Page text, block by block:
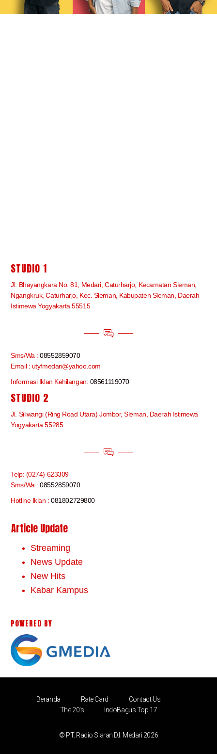
STUDIO 1
Jl. Bhayangkara No. 81, Medari, Caturharjo, Kecamatan Sleman,
Ngangkruk, Caturharjo, Kec. Sleman, Kabupaten Sleman, Daerah
Istimewa Yogyakarta 55515
Sms/Wa :08552859070
Email : utyfmedari@yahoo.com
Informasi Iklan Kehilangan: 08561119070
STUDIO 2
Jl. Siliwangi (Ring Road Utara) Jombor, Sleman, Daerah Istimewa
Yogyakarta 55285
Telp: (0274) 623309
Sms/Wa :08552859070
Hotline Iklan :081802729800
Article Update
Streaming
News Update
New Hits
Kabar Kampus
POWERED BY
Beranda Rate Card
Contact Us
The 20’s
IndoBagus Top 17
© PT. Radio Siaran D.I. Medari 2026